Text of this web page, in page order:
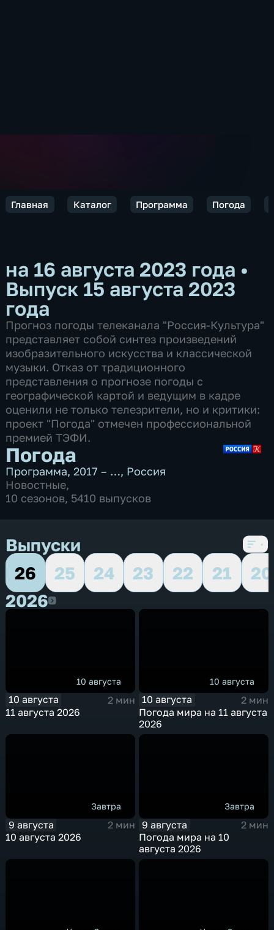
Главная Каталог Программа Погода
на 16 августа 2023 года •
Выпуск 15 августа 2023
года
Прогноз погоды телеканала "Россия-Культура"
представляет собой синтез произведений
изобразительного искусства и классической
музыки. Отказ от традиционного
представления о прогнозе погоды с
географической картой и ведущим в кадре
оценили не только телезрители, но и критики:
проект "Погода" отмечен профессиональной
премией ТЭФИ.
Погода
Программа,2017 – …, Россия
Новостные,
10 сезонов, 5410 выпусков
Выпуски
26
25 24 23 22 21
20
20262026
10 августа
10 августа
2 мин
11 августа 2026
10 августа
10 августа
2 мин
Погода мира на 11 августа
2026
Завтра
9 августа
2 мин
10 августа 2026
Завтра
9 августа
2 мин
Погода мира на 10
августа 2026